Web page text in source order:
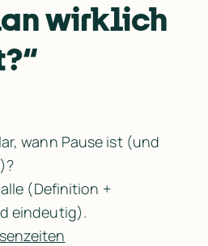
wirklich
wann Pause ist (und
(Definition +
eindeutig).